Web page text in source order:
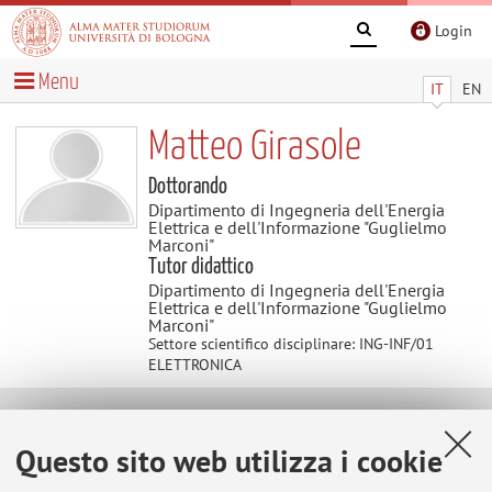
Questo sito web utilizza i cookie
Login
IT EN
Menu
Matteo Girasole
Dottorando
Dipartimento di Ingegneria dell'Energia
Elettrica e dell'Informazione "Guglielmo
Marconi"
Tutor didattico
Dipartimento di Ingegneria dell'Energia
Elettrica e dell'Informazione "Guglielmo
Marconi"
Settore scientifico disciplinare: ING-INF/01
ELETTRONICA